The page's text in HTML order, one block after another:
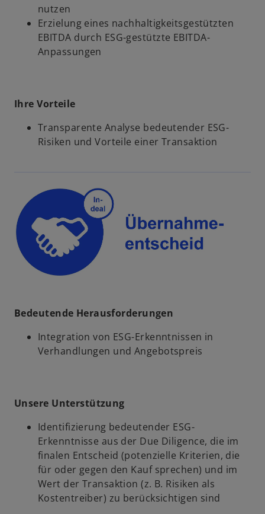
nutzen
Erzielung eines nachhaltigkeitsgestützten
EBITDA durch ESG-gestützte EBITDA-
Anpassungen
Ihre Vorteile
Transparente Analyse bedeutender ESG-
Risiken und Vorteile einer Transaktion
Bedeutende Herausforderungen
Integration von ESG-Erkenntnissen in
Verhandlungen und Angebotspreis
Unsere Unterstützung
Identifizierung bedeutender ESG-
Erkenntnisse aus der Due Diligence, die im
finalen Entscheid (potenzielle Kriterien, die
für oder gegen den Kauf sprechen) und im
Wert der Transaktion (z. B. Risiken als
Kostentreiber) zu berücksichtigen sind